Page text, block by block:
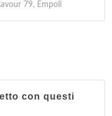
79, Empoli
con questi